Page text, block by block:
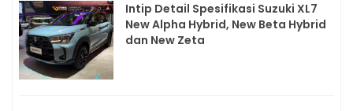
Intip Detail Spesifikasi Suzuki XL7
New Alpha Hybrid, New Beta Hybrid
dan New Zeta